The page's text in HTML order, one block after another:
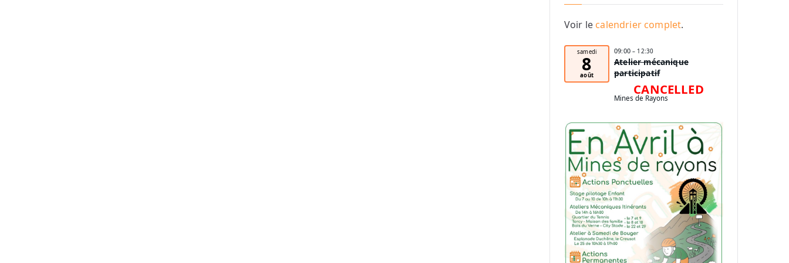
Voir le calendrier complet.
samedi
8
août
09:00 – 12:30
Atelier mécanique
participatif
CANCELLED
Mines de Rayons